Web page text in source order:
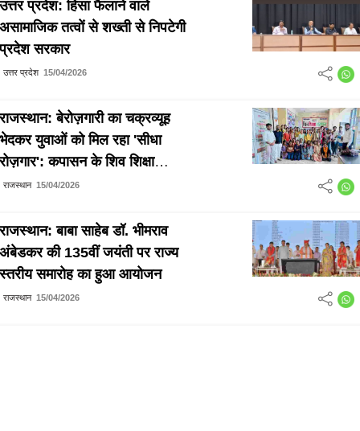
उत्तर प्रदेश: हिंसा फैलाने वाले
असामाजिक तत्वों से शख्ती से निपटेगी
प्रदेश सरकार
उत्तर प्रदेश 15/04/2026
राजस्थान: बेरोज़गारी का चक्रव्यूह
भेदकर युवाओं को मिल रहा 'सीधा
रोज़गार': कपासन के शिव शिक्षा
संस्थान ने रचा स्वावलंबन का नया
राजस्थान 15/04/2026
राजस्थान: बाबा साहेब डॉ. भीमराव
अंबेडकर की 135वीं जयंती पर राज्य
स्तरीय समारोह का हुआ आयोजन
राजस्थान 15/04/2026